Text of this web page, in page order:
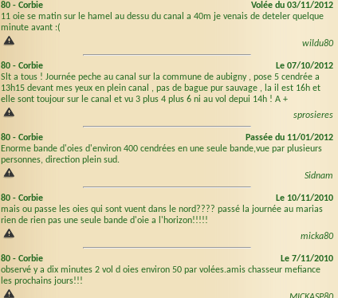
80 - Corbie
Volée du 03/11/2012
11 oie se matin sur le hamel au dessu du canal a 40m je venais de deteler quelque
minute avant :(
wildu80
80 - Corbie
Le 07/10/2012
Slt a tous ! Journée peche au canal sur la commune de aubigny , pose 5 cendrée a
13h15 devant mes yeux en plein canal , pas de bague pur sauvage , la il est 16h et
elle sont toujour sur le canal et vu 3 plus 4 plus 6 ni au vol depui 14h ! A +
sprosieres
80 - Corbie
Passée du 11/01/2012
Enorme bande d'oies d'environ 400 cendrées en une seule bande,vue par plusieurs
personnes, direction plein sud.
Sidnam
80 - Corbie
Le 10/11/2010
mais ou passe les oies qui sont vuent dans le nord???? passé la journée au marias
rien de rien pas une seule bande d'oie a l'horizon!!!!!
micka80
80 - Corbie
Le 7/11/2010
observé y a dix minutes 2 vol d oies environ 50 par volées.amis chasseur mefiance
les prochains jours!!!